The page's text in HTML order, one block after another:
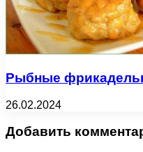
Рыбные
26.02.2024
Добавить